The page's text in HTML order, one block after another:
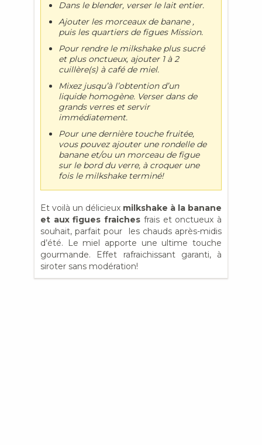
Dans le blender, verser le lait entier.
Ajouter les morceaux de banane ,
puis les quartiers de figues Mission.
Pour rendre le milkshake plus sucré
et plus onctueux, ajouter 1 à 2
cuillère(s) à café de miel.
Mixez jusqu’à l’obtention d’un
liquide homogène. Verser dans de
grands verres et servir
immédiatement.
Pour une dernière touche fruitée,
vous pouvez ajouter une rondelle de
banane et/ou un morceau de figue
sur le bord du verre, à croquer une
fois le milkshake terminé!
Et voilà un délicieux milkshake à la banane
et aux figues fraiches frais et onctueux à
souhait, parfait pour les chauds après-midis
d’été. Le miel apporte une ultime touche
gourmande. Effet rafraichissant garanti, à
siroter sans modération!